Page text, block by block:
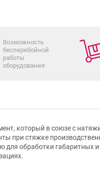
Возможность
бесперебойной
работы
оборудования
который в союзе с
при стяжке
для обработки габаритных